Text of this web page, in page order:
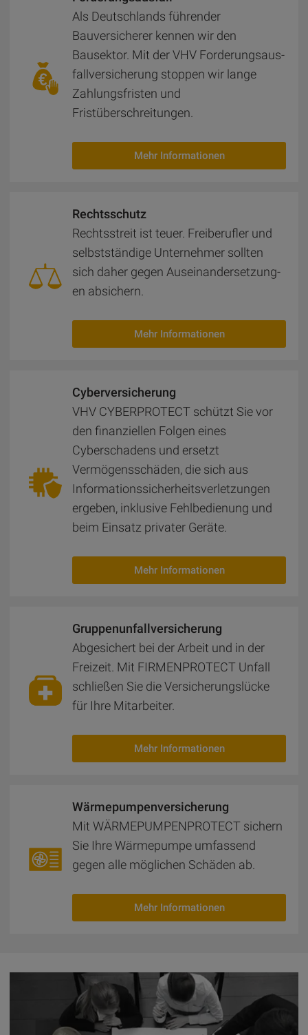
Als Deutschlands führender
Bauversicherer kennen wir den
Bausektor. Mit der VHV For­de­rungs­aus­
fall­ver­si­che­rung stoppen wir lange
Zahlungsfristen und
Fristüberschreitungen.
Mehr Informationen
Rechts­schutz
Rechtsstreit ist teuer. Freiberufler und
selbstständige Unternehmer sollten
sich daher gegen Aus­ein­an­der­set­zung­
en absichern.
Mehr Informationen
Cyber­ver­si­che­rung
VHV CYBERPROTECT schützt Sie vor
den finanziellen Folgen eines
Cyberschadens und ersetzt
Vermögensschäden, die sich aus
Informationssicherheitsverletzungen
ergeben, inklusive Fehlbedienung und
beim Einsatz privater Geräte.
Mehr Informationen
Gruppenunfallversicherung
Abgesichert bei der Arbeit und in der
Freizeit. Mit FIRMENPROTECT Unfall
schließen Sie die Versicherungslücke
für Ihre Mitarbeiter.
Mehr Informationen
Wärmepumpenversicherung
Mit WÄRMEPUMPENPROTECT sichern
Sie Ihre Wärmepumpe umfassend
gegen alle möglichen Schäden ab.
Mehr Informationen